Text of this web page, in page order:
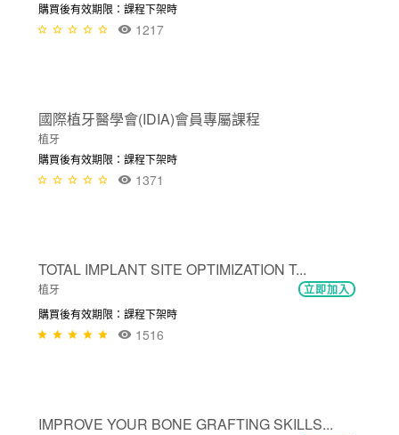
購買後有效期限：課程下架時
1217
國際植牙醫學會(IDIA)會員專屬課程
植牙
購買後有效期限：課程下架時
1371
TOTAL IMPLANT SITE OPTIMIZATION T...
植牙 立即加入
購買後有效期限：課程下架時
1516
IMPROVE YOUR BONE GRAFTING SKILLS...